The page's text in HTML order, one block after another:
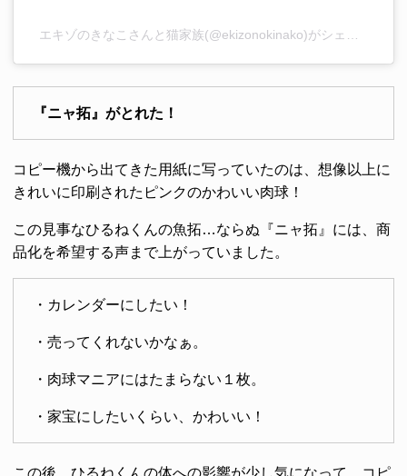
『ニャ拓』がとれた！
コピー機から出てきた用紙に写っていたのは、想像以上に
きれいに印刷されたピンクのかわいい肉球！
この見事なひるねくんの魚拓…ならぬ『ニャ拓』には、商
品化を希望する声まで上がっていました。
・カレンダーにしたい！
・売ってくれないかなぁ。
・肉球マニアにはたまらない１枚。
・家宝にしたいくらい、かわいい！
この後、ひるねくんの体への影響が少し気になって、コピ